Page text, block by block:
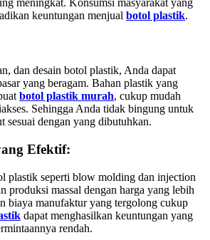
keuntungan menjual botol plastik.
dan desain botol plastik, Anda dapat
yang beragam. Bahan plastik yang
botol plastik murah, cukup mudah
Sehingga Anda tidak bingung untuk
sesuai dengan yang dibutuhkan.
Efektif:
plastik seperti blow molding dan injection
produksi massal dengan harga yang lebih
biaya manufaktur yang tergolong cukup
dapat menghasilkan keuntungan yang
rendah.